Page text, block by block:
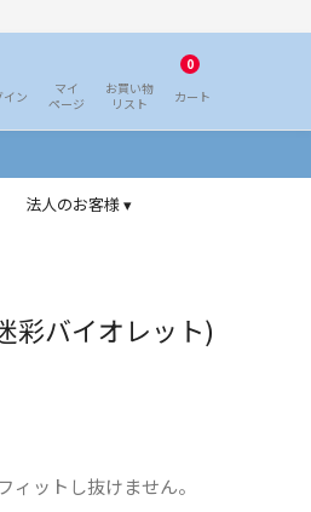
イン
マイ
ページ
お買い物
リスト
0
カート
法人のお客様 ▾
彩バイオレット)
ットし抜けません。